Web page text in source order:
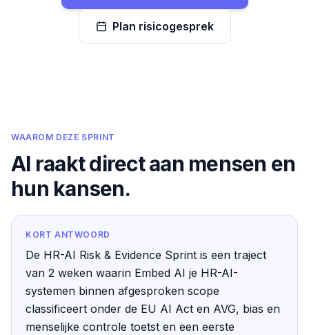
Plan risicogesprek
WAAROM DEZE SPRINT
AI raakt direct aan mensen en
hun kansen.
KORT ANTWOORD
De HR-AI Risk & Evidence Sprint is een traject
van 2 weken waarin Embed AI je HR-AI-
systemen binnen afgesproken scope
classificeert onder de EU AI Act en AVG, bias en
menselijke controle toetst en een eerste